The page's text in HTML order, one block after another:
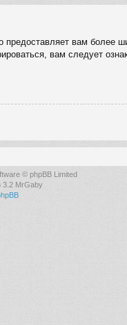
вам более
вам следует
© phpBB Limited
MrGaby